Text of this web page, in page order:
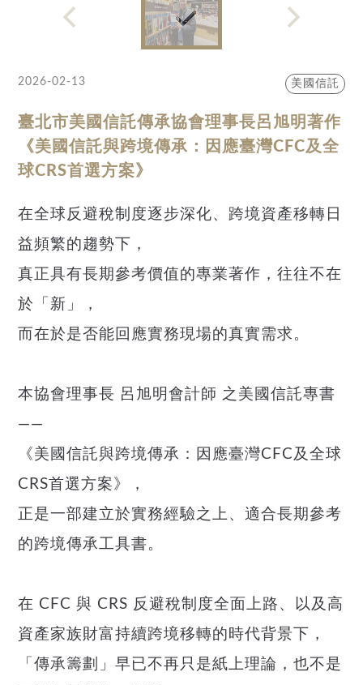
2026-02-13 美國信託
臺北市美國信託傳承協會理事長呂旭明著作
《美國信託與跨境傳承：因應臺灣CFC及全
球CRS首選方案》
在全球反避稅制度逐步深化、跨境資產移轉日
益頻繁的趨勢下，
真正具有長期參考價值的專業著作，往往不在
於「新」，
而在於是否能回應實務現場的真實需求。
本協會理事長 呂旭明會計師 之美國信託專書
——
《美國信託與跨境傳承：因應臺灣CFC及全球
CRS首選方案》，
正是一部建立於實務經驗之上、適合長期參考
的跨境傳承工具書。
在 CFC 與 CRS 反避稅制度全面上路、以及高
資產家族財富持續跨境移轉的時代背景下，
「傳承籌劃」早已不再只是紙上理論，也不是